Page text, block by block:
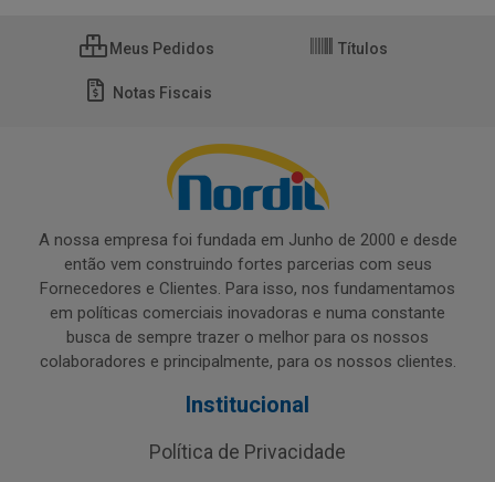
Meus Pedidos Títulos
Notas Fiscais
A nossa empresa foi fundada em Junho de 2000 e desde
então vem construindo fortes parcerias com seus
Fornecedores e Clientes. Para isso, nos fundamentamos
em políticas comerciais inovadoras e numa constante
busca de sempre trazer o melhor para os nossos
colaboradores e principalmente, para os nossos clientes.
Institucional
Política de Privacidade